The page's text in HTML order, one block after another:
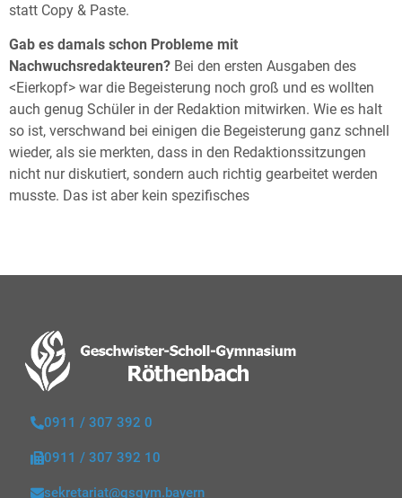
statt Copy & Paste.
Gab es damals schon Probleme mit
Nachwuchsredakteuren? Bei den ersten Ausgaben des
<Eierkopf> war die Begeisterung noch groß und es wollten
auch genug Schüler in der Redaktion mitwirken. Wie es halt
so ist, verschwand bei einigen die Begeisterung ganz schnell
wieder, als sie merkten, dass in den Redaktionssitzungen
nicht nur diskutiert, sondern auch richtig gearbeitet werden
musste. Das ist aber kein spezifisches
0911 / 307 392 0
0911 / 307 392 10
sekretariat@gsgym.bayern